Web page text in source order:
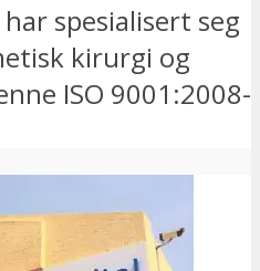
spesialisert seg
kirurgi og
ISO 9001:2008-